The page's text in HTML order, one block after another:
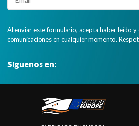
Al enviar este formulario, acepta haber leído
comunicaciones en cualquier momento.
Síguenos en: